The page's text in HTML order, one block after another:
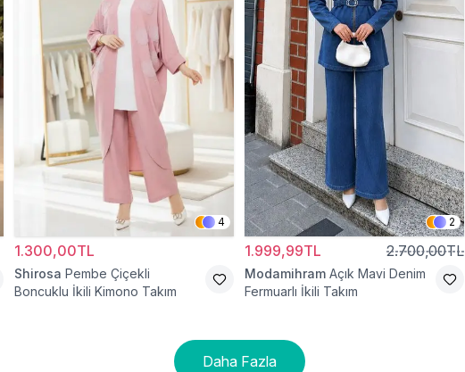
4
1.300,00TL
Shirosa Pembe Çiçekli
Boncuklu İkili Kimono Takım
2
1.999,99TL 2.700,00TL
Modamihram Açık Mavi Denim
Fermuarlı İkili Takım
Daha Fazla